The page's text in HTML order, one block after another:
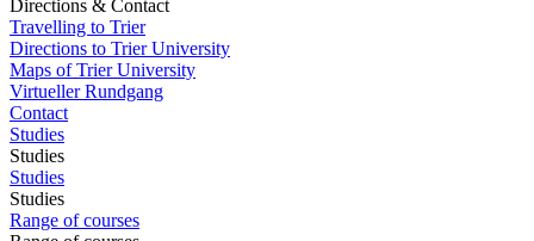
Directions & Contact
Travelling to Trier
Directions to Trier University
Maps of Trier University
Virtueller Rundgang
Contact
Studies
Studies
Studies
Studies
Range of courses